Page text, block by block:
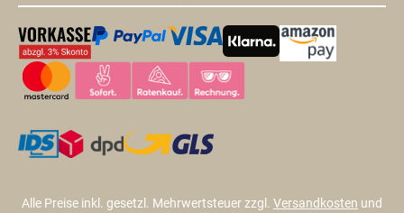
Alle Preise inkl. gesetzl. Mehrwertsteuer zzgl. Versandkosten und